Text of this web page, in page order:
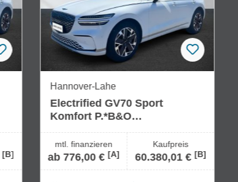
[B]
Hannover-Lahe
Electrified GV70 Sport
Komfort P.*B&O
Audio*Raumd.P.
mtl. finanzieren
ab 776,00 € [A]
Kaufpreis
60.380,01 € [B]